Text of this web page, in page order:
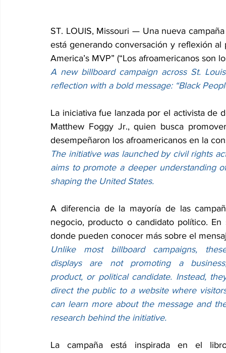
ST. LOUIS, Missouri — Una nueva
está generando conversación y reflexión
America’s MVP” (“Los afroamericanos son
A new billboard campaign across St.
reflection with a bold message: “Black
La iniciativa fue lanzada por el activista de
Matthew Foggy Jr., quien busca
desempeñaron los afroamericanos en la
The initiative was launched by civil rights
aims to promote a deeper understanding
shaping the United States.
A diferencia de la mayoría de las
negocio, producto o candidato político.
donde pueden conocer más sobre el
Unlike most billboard campaigns,
displays are not promoting a
product, or political candidate. Instead,
direct the public to a website where
can learn more about the message and
research behind the initiative.
La campaña está inspirada en el